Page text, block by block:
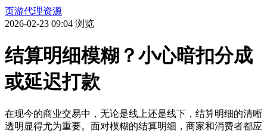
页游代理资源
2026-02-23 09:04 浏览
结算明细模糊？小心暗扣分成
或延迟打款
在现今的商业交易中，无论是线上还是线下，结算明细的清晰
透明显得尤为重要。面对模糊的结算明细，商家和消费者都应